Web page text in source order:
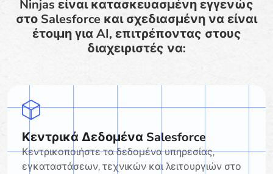
Ninjas είναι κατασκευασμένη εγγενώς
στο Salesforce και σχεδιασμένη να είναι
έτοιμη για AI, επιτρέποντας στους
διαχειριστές να:
Κεντρικά Δεδομένα Salesforce
Κεντρικοποιήστε τα δεδομένα υπηρεσίας,
εγκαταστάσεων, τεχνικών και λειτουργιών στο